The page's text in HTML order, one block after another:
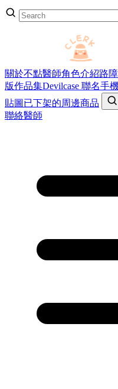
關於不點醫師角色介紹路
版作品集Devilcase 聯名手
貼圖 已下架的周邊商品
聯絡醫師